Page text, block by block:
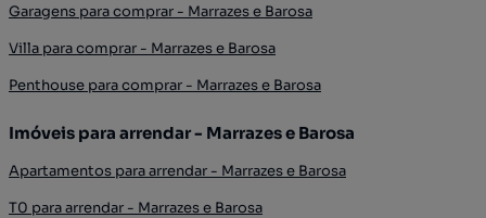
Garagens para comprar - Marrazes e Barosa
Villa para comprar - Marrazes e Barosa
Penthouse para comprar - Marrazes e Barosa
Imóveis para arrendar - Marrazes e Barosa
Apartamentos para arrendar - Marrazes e Barosa
T0 para arrendar - Marrazes e Barosa